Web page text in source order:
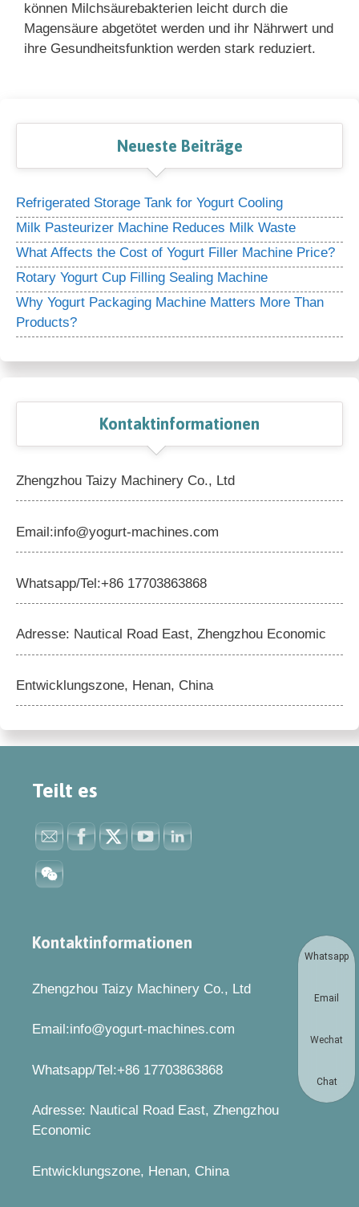
können Milchsäurebakterien leicht durch die
Magensäure abgetötet werden und ihr Nährwert und
ihre Gesundheitsfunktion werden stark reduziert.
Neueste Beiträge
Refrigerated Storage Tank for Yogurt Cooling
Milk Pasteurizer Machine Reduces Milk Waste
What Affects the Cost of Yogurt Filler Machine Price?
Rotary Yogurt Cup Filling Sealing Machine
Why Yogurt Packaging Machine Matters More Than
Products?
Kontaktinformationen
Zhengzhou Taizy Machinery Co., Ltd
Email:info@yogurt-machines.com
Whatsapp/Tel:+86 17703863868
Adresse: Nautical Road East, Zhengzhou Economic
Entwicklungszone, Henan, China
Teilt es
Kontaktinformationen
Zhengzhou Taizy Machinery Co., Ltd
Email:info@yogurt-machines.com
Whatsapp/Tel:+86 17703863868
Adresse: Nautical Road East, Zhengzhou
Economic
Entwicklungszone, Henan, China
Whatsapp
Email
Wechat
Chat